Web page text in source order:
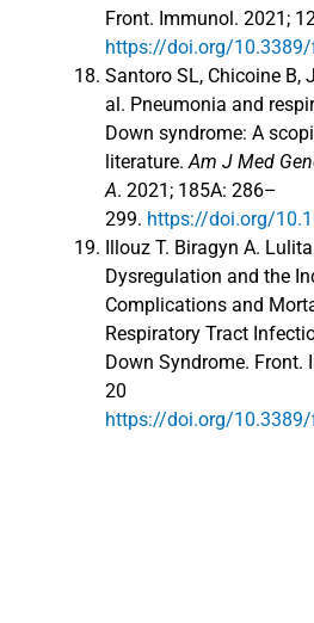
Front. Immunol. 2021;
https://doi.org/
Santoro SL, Chicoine B,
al. Pneumonia and
Down syndrome: A
literature.Am J Med
A. 2021; 185A: 286–
299. https://doi.org/
Illouz T. Biragyn A.
Dysregulation and the
Complications and
Respiratory Tract
Down Syndrome. Front.
20
https://doi.org/